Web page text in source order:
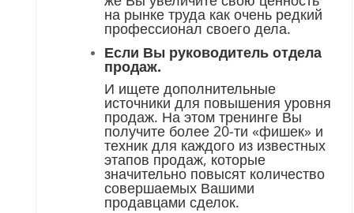
на рынке труда как очень редкий
профессионал своего дела.
Если Вы руководитель отдела
продаж.
И ищете дополнительные
источники для повышения уровня
продаж. На этом тренинге Вы
получите более 20-ти «фишек» и
техник для каждого из известных
этапов продаж, которые
значительно повысят количество
совершаемых Вашими
продавцами сделок.